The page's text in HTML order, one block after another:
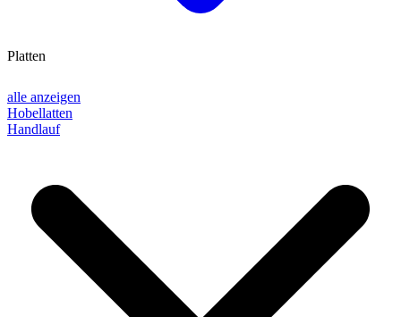
alle anzeigen
Hobellatten
Handlauf
Platten